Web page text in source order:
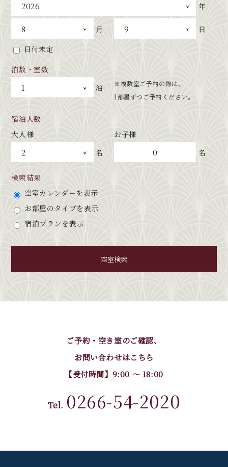
年
月
日
日付未定
泊数・室数
泊
※複数室ご予約の際は、
1部屋ずつご予約ください。
宿泊人数
大人様
名
お子様
0 名
検索結果
空室カレンダーを表示
お部屋のタイプを表示
宿泊プランを表示
空室検索
ご予約・空き室のご確認、
お問い合わせはこちら
【受付時間】9:00 〜 18:00
Tel. 0266-54-2020